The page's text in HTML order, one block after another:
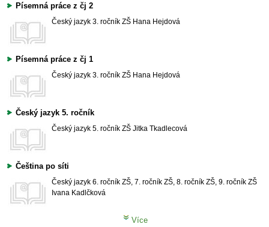
Písemná práce z čj 2
Český jazyk 3. ročník ZŠ Hana Hejdová
Písemná práce z čj 1
Český jazyk 3. ročník ZŠ Hana Hejdová
Český jazyk 5. ročník
Český jazyk 5. ročník ZŠ Jitka Tkadlecová
Čeština po síti
Český jazyk 6. ročník ZŠ, 7. ročník ZŠ, 8. ročník ZŠ, 9. ročník ZŠ
Ivana Kadlčková
Více